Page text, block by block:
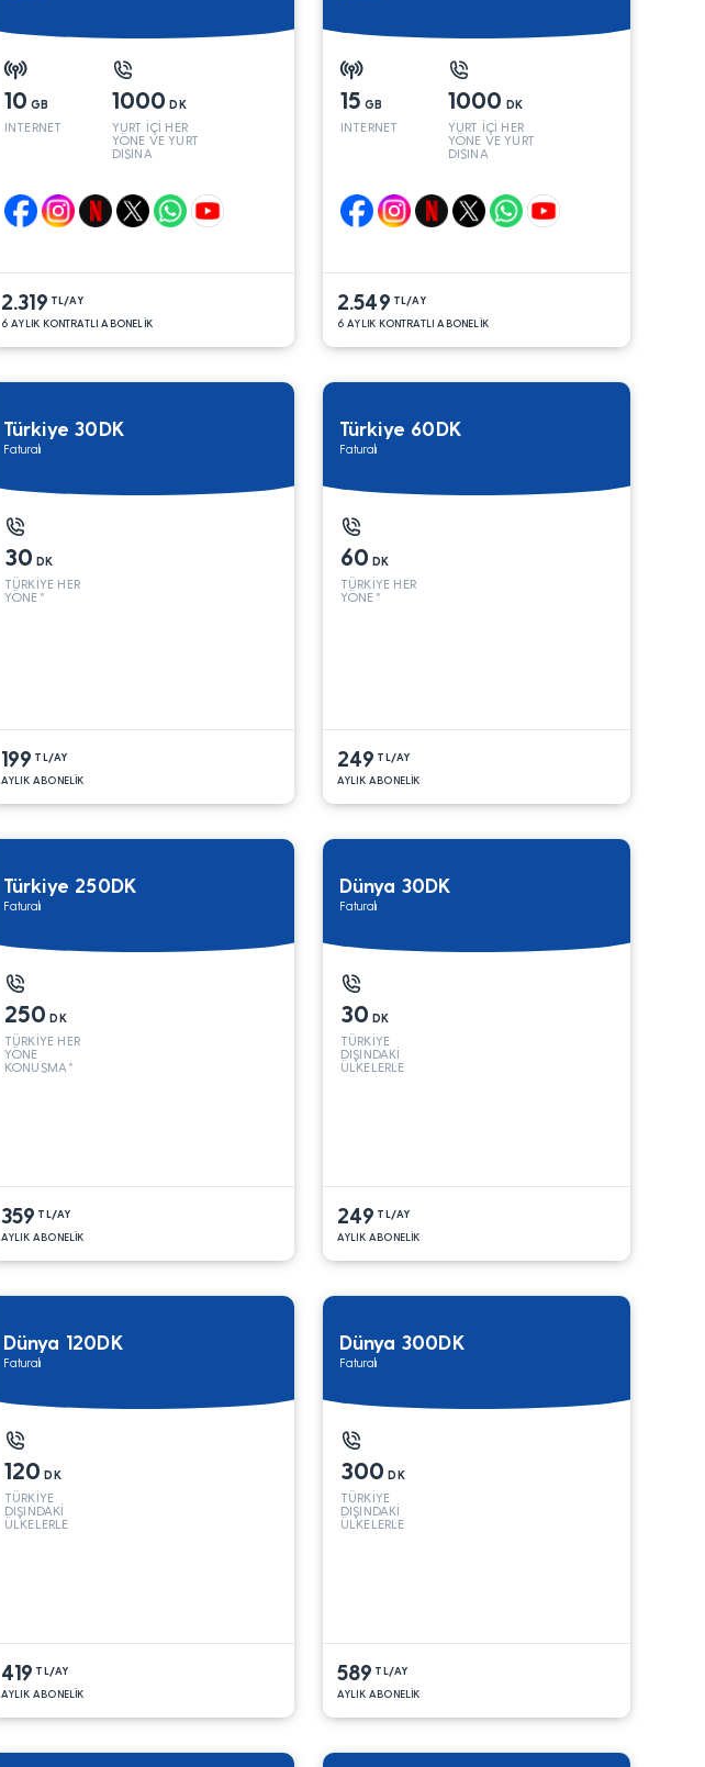
10 GB
INTERNET
1000 DK
YURT İÇİ HER
YÖNE VE YURT
DIŞINA
2.319 TL/AY
6 AYLIK KONTRATLI ABONELİK
15 GB
INTERNET
1000 DK
YURT İÇİ HER
YÖNE VE YURT
DIŞINA
2.549 TL/AY
6 AYLIK KONTRATLI ABONELİK
Türkiye 30DK
Faturalı
30 DK
TÜRKİYE HER
YÖNE*
199 TL/AY
AYLIK ABONELİK
Türkiye 60DK
Faturalı
60 DK
TÜRKİYE HER
YÖNE*
249 TL/AY
AYLIK ABONELİK
Türkiye 250DK
Faturalı
250 DK
TÜRKİYE HER
YÖNE
KONUŞMA*
359 TL/AY
AYLIK ABONELİK
Dünya 30DK
Faturalı
30 DK
TÜRKİYE
DIŞINDAKİ
ÜLKELERLE
249 TL/AY
AYLIK ABONELİK
Dünya 120DK
Faturalı
120 DK
TÜRKİYE
DIŞINDAKİ
ÜLKELERLE
419 TL/AY
AYLIK ABONELİK
Dünya 300DK
Faturalı
300 DK
TÜRKİYE
DIŞINDAKİ
ÜLKELERLE
589 TL/AY
AYLIK ABONELİK